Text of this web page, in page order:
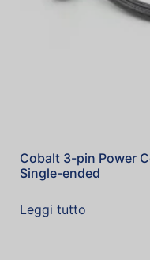
Cobalt 3-pin Power
Single-ended
Leggi tutto